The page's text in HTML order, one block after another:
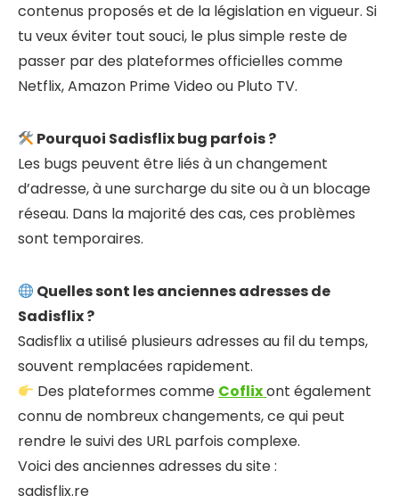
contenus proposés et de la législation en vigueur. Si
tu veux éviter tout souci, le plus simple reste de
passer par des plateformes officielles comme
Netflix, Amazon Prime Video ou Pluto TV.
Pourquoi Sadisflix bug parfois ?
Les bugs peuvent être liés à un changement
d’adresse, à une surcharge du site ou à un blocage
réseau. Dans la majorité des cas, ces problèmes
sont temporaires.
Quelles sont les anciennes adresses de
Sadisflix ?
Sadisflix a utilisé plusieurs adresses au fil du temps,
souvent remplacées rapidement.
Des plateformes comme Coflixont également
connu de nombreux changements, ce qui peut
rendre le suivi des URL parfois complexe.
Voici des anciennes adresses du site :
sadisflix.re